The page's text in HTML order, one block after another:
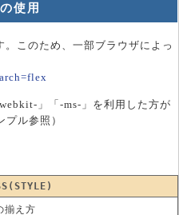
使用
このため、一部ブラウザによっ
」「-ms-」を利用した方が
ル参照）
揃え方